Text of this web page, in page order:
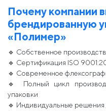
Почему компании
брендированную
«Полимер»
🔹 Собственное
🔹 Сертификация ISO
🔹 Современное
🔹 Полный цикл
упаковки
🔹 Индивидуальные решения